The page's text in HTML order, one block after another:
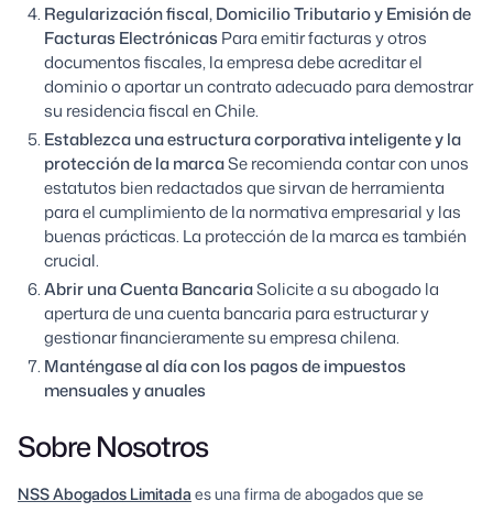
Regularización fiscal, Domicilio Tributario y Emisión de
Facturas ElectrónicasPara emitir facturas y otros
documentos fiscales, la empresa debe acreditar el
dominio o aportar un contrato adecuado para demostrar
su residencia fiscal en Chile.
Establezca una estructura corporativa inteligente y la
protección de la marcaSe recomienda contar con unos
estatutos bien redactados que sirvan de herramienta
para el cumplimiento de la normativa empresarial y las
buenas prácticas. La protección de la marca es también
crucial.
Abrir una Cuenta BancariaSolicite a su abogado la
apertura de una cuenta bancaria para estructurar y
gestionar financieramente su empresa chilena.
Manténgase al día con los pagos de impuestos
mensuales y anuales
Sobre Nosotros
NSS Abogados Limitada es una firma de abogados que se